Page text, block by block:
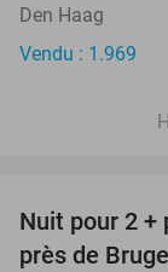
Den Haag
Vendu : 1.969
Nuit pour 2
près de